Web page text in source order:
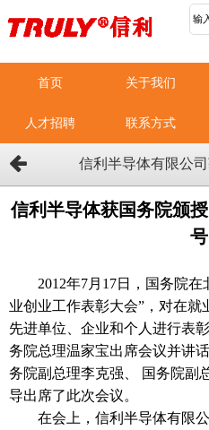
首页 关于我们
人才招聘 联系方式
信利半导体有限公
信利半导体获国务院颁
号
2012年7月 17日
，国务院
业创业工作表彰大会”，对在就
先进单位、企业和个人进行表
务院总理温家宝出席会议并讲
务院副总理李克强、
国务院副
导出席了此次会议。
在会上，信利半导体有限